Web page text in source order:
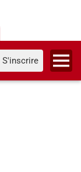
S'inscrire